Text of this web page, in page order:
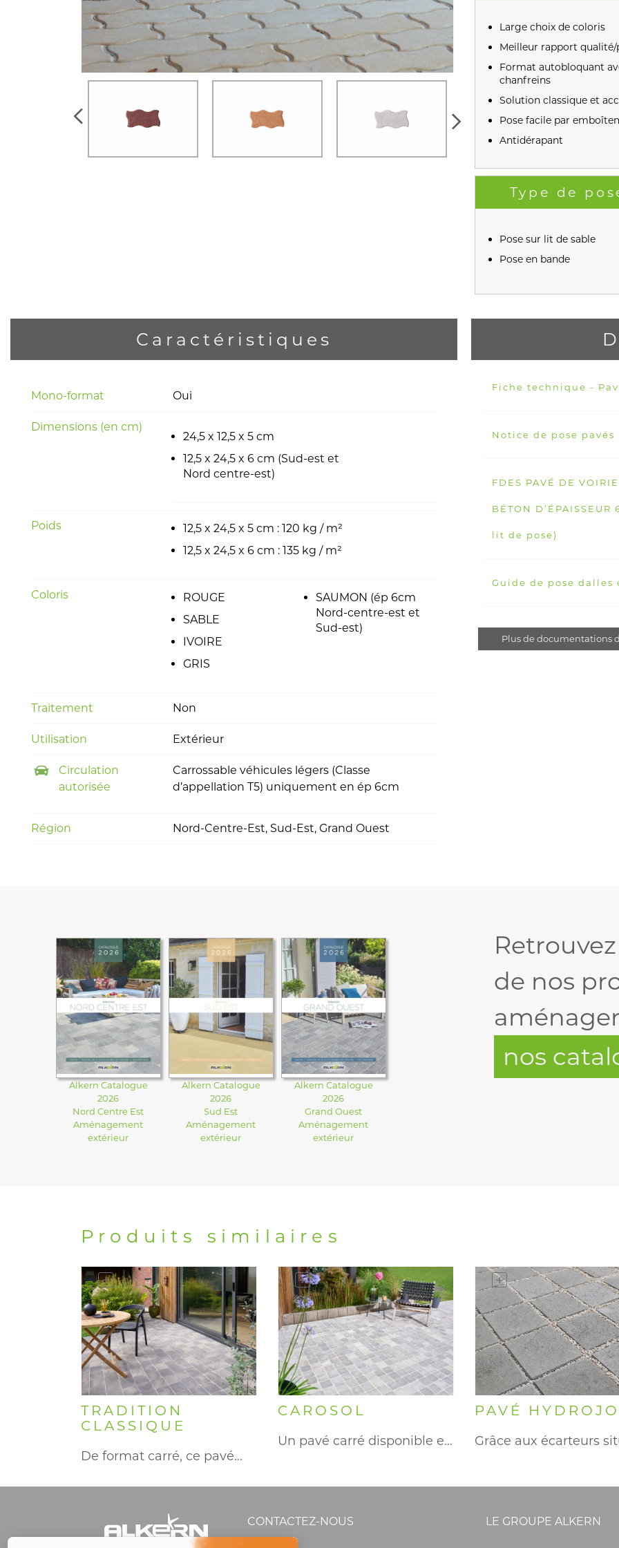
Large choix de coloris
Meilleur rapport qualité/
Format autobloquant
chanfreins
Solution classique et
Pose facile par
Antidérapant
Type de
Pose sur lit de sable
Pose en bande
Caractéristiques
Mono-format Oui
Dimensions (en cm)
24,5 x 12,5 x 5 cm
12,5 x 24,5 x 6 cm (Sud-est et
Nord centre-est)
Poids
12,5 x 24,5 x 5 cm : 120 kg / m²
12,5 x 24,5 x 6 cm : 135 kg / m²
Coloris
ROUGE
SABLE
IVOIRE
GRIS
SAUMON (ép 6cm
Nord-centre-est et
Sud-est)
Traitement Non
Utilisation Extérieur
Circulation
autorisée
Carrossable véhicules légers (Classe
d’appellation T5) uniquement en ép 6cm
Région Nord-Centre-Est, Sud-Est, Grand Ouest
Fiche technique -
Notice de pose pavés
FDES PAVÉ DE
BÉTON
lit de pose)
Guide de pose dalles
Plus de documentations
Alkern Catalogue
2026
Nord Centre Est
Aménagement
extérieur
Alkern Catalogue
2026
Sud Est
Aménagement
extérieur
Alkern Catalogue
2026
Grand Ouest
Aménagement
extérieur
de nos
nos
Produits similaires
TRADITION
CLASSIQUE
De format carré, ce pavé…
CAROSOL
Un pavé carré disponible en…
PAVÉ
CONTACTEZ-NOUS LE GROUPE ALKERN